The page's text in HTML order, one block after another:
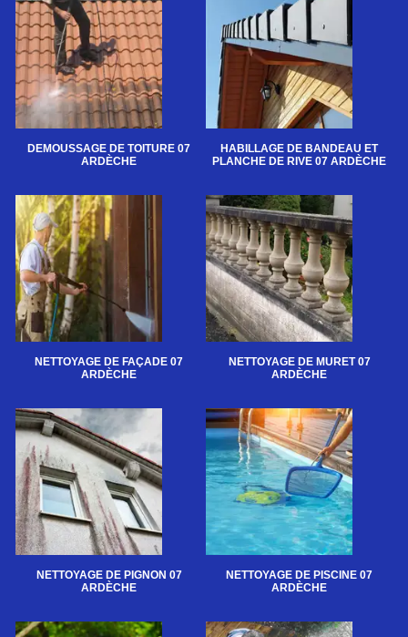
DEMOUSSAGE DE TOITURE 07
ARDÈCHE
HABILLAGE DE BANDEAU ET
PLANCHE DE RIVE 07 ARDÈCHE
NETTOYAGE DE FAÇADE 07
ARDÈCHE
NETTOYAGE DE MURET 07
ARDÈCHE
NETTOYAGE DE PIGNON 07
ARDÈCHE
NETTOYAGE DE PISCINE 07
ARDÈCHE